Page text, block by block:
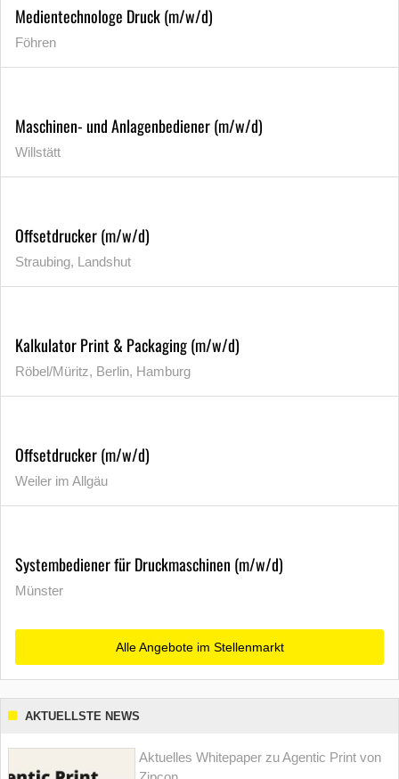
Medientechnologe Druck (m/w/d)
Föhren
Maschinen- und Anlagenbediener (m/w/d)
Willstätt
Offsetdrucker (m/w/d)
Straubing, Landshut
Kalkulator Print & Packaging (m/w/d)
Röbel/Müritz, Berlin, Hamburg
Offsetdrucker (m/w/d)
Weiler im Allgäu
Systembediener für Druckmaschinen (m/w/d)
Münster
Alle Angebote im Stellenmarkt
AKTUELLSTE NEWS
Aktuelles Whitepaper zu Agentic Print von